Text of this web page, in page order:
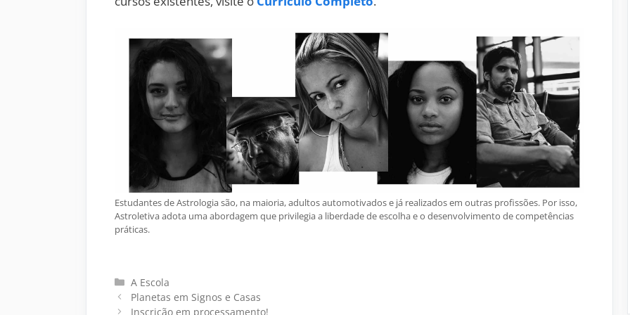
Estudantes de Astrologia são, na maioria, adultos automotivados e já realizados em outras profissões. Por isso,
Astroletiva adota uma abordagem que privilegia a liberdade de escolha e o desenvolvimento de competências
práticas.
Categorias
A Escola
Planetas em Signos e Casas
Inscrição em processamento!